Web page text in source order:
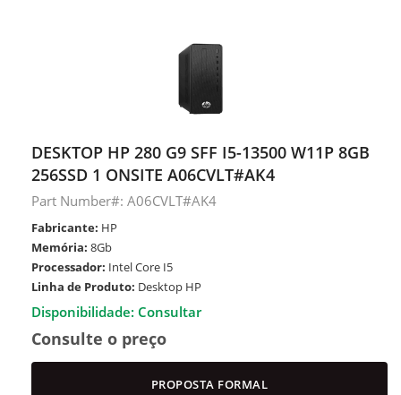
DESKTOP HP 280 G9 SFF I5-13500 W11P 8GB
256SSD 1 ONSITE A06CVLT#AK4
Part Number#: A06CVLT#AK4
Fabricante: HP
Memória: 8Gb
Processador: Intel Core I5
Linha de Produto: Desktop HP
Disponibilidade: Consultar
Consulte o preço
PROPOSTA FORMAL